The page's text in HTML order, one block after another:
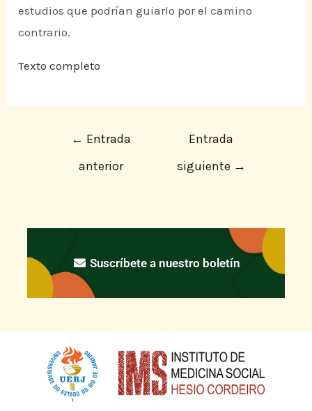
estudios que podrían guiarlo por el camino
contrario.
Texto completo
← Entrada
anterior
Entrada
siguiente →
Suscríbete a nuestro boletín